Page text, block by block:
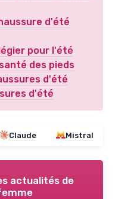
d'été
pour l'été
des pieds
d'été
d'été
Claude Mistral
actualités de